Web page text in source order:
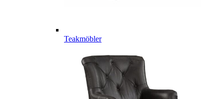
Teakmöbler